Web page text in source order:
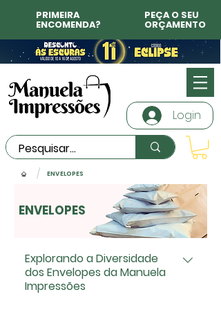
PRIMEIRA
ENCOMENDA?
PEÇA O SEU
ORÇAMENTO
Login
/ ENVELOPES
ENVELOPES
Explorando a Diversidade
dos Envelopes da Manuela
Impressões